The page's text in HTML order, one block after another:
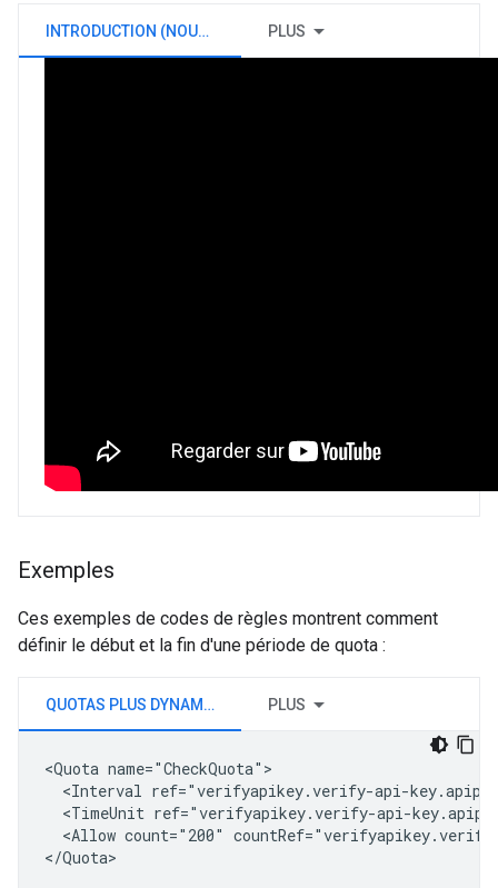
INTRODUCTION (NOUVELLE VERSION DE EDGE) PLUS
Exemples
Ces exemples de codes de règles montrent comment
définir le début et la fin d'une période de quota :
QUOTAS PLUS DYNAMIQUES PLUS
<Quota name="CheckQuota">
<Interval ref="verifyapikey.verify-api-
<TimeUnit ref="verifyapikey.verify-api-
<Allow count="200"
</Quota>